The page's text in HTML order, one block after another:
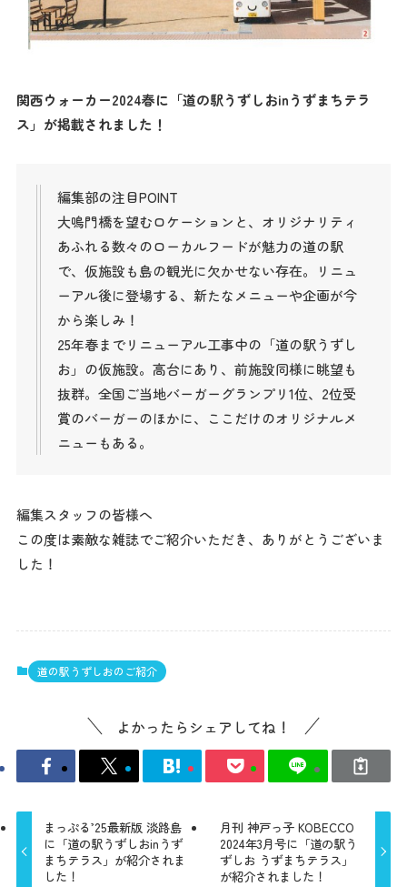
関西ウォーカー2024春に「道の駅うずしおinうずまちテラ
ス」が掲載されました！
編集部の注目POINT
大鳴門橋を望むロケーションと、オリジナリティ
あふれる数々のローカルフードが魅力の道の駅
で、仮施設も島の観光に欠かせない存在。リニュ
ーアル後に登場する、新たなメニューや企画が今
から楽しみ！
25年春までリニューアル工事中の「道の駅うずし
お」の仮施設。高台にあり、前施設同様に眺望も
抜群。全国ご当地バーガーグランプリ1位、2位受
賞のバーガーのほかに、ここだけのオリジナルメ
ニューもある。
編集スタッフの皆様へ
この度は素敵な雑誌でご紹介いただき、ありがとうございま
した！
道の駅うずしおのご紹介
よかったらシェアしてね！
まっぷる’25最新版 淡路島
に「道の駅うずしおinうず
まちテラス」が紹介されま
した！
月刊 神戸っ子 KOBECCO
2024年3月号に「道の駅う
ずしお うずまちテラス」
が紹介されました！